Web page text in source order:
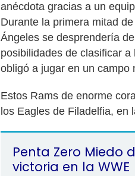
anécdota gracias a un
Durante la primera mitad
Ángeles se desprendería
posibilidades de clasificar
obligó a jugar en un campo
Estos Rams de enorme
los Eagles de Filadelfia, en
Penta Zero Miedo
victoria en la WWE